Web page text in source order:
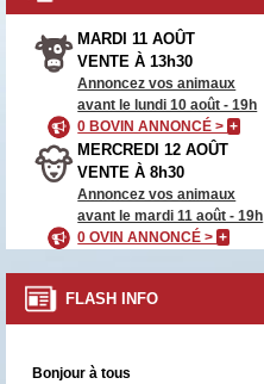
MARDI 11 AOÛT
VENTE À 13h30
Annoncez vos animaux
avant le lundi 10 août - 19h
0 BOVIN ANNONCÉ >+
MERCREDI 12 AOÛT
VENTE À 8h30
Annoncez vos animaux
avant le mardi 11 août - 19h
0 OVIN ANNONCÉ >+
FLASH INFO
Bonjour à tous